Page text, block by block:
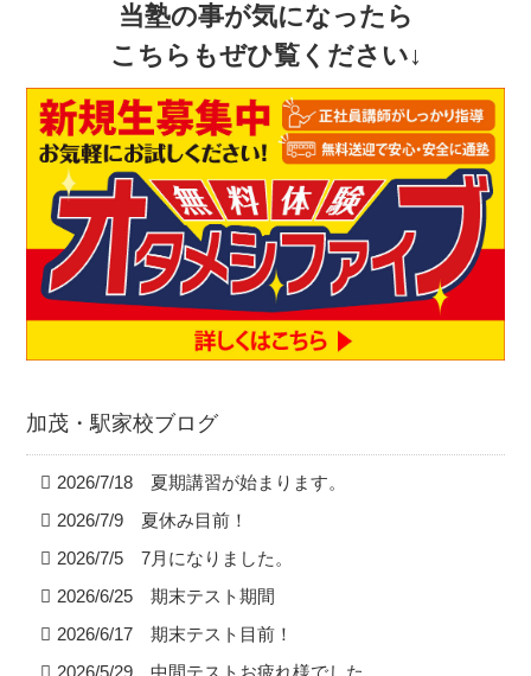
当塾の事が気になったら
こちらもぜひ覧ください↓
加茂・駅家校ブログ
2026/7/18 夏期講習が始まります。
2026/7/9 夏休み目前！
2026/7/5 7月になりました。
2026/6/25 期末テスト期間
2026/6/17 期末テスト目前！